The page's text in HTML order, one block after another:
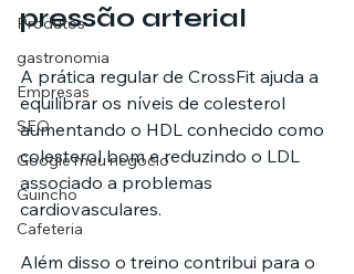
Produtos
gastronomia
Empresas
SEO
Google meu negócio
Guincho
Cafeteria
pressão arterial
A prática regular de CrossFit ajuda a
equilibrar os níveis de colesterol
aumentando o HDL conhecido como
colesterol bom e reduzindo o LDL
associado a problemas
cardiovasculares.
Além disso o treino contribui para o